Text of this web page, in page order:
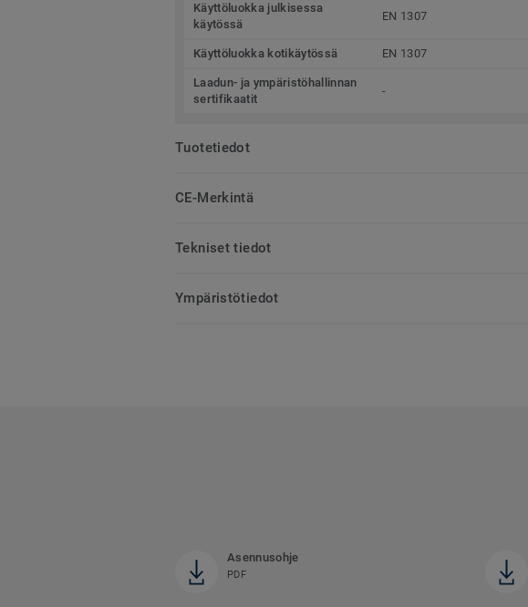
Käyttöluokka julkisessa
käytössä
EN 1307
Käyttöluokka kotikäytössä EN 1307
Laadun- ja ympäristöhallinnan
sertifikaatit
-
Tuotetiedot
CE-Merkintä
Tekniset tiedot
Ympäristötiedot
Asennusohje
PDF